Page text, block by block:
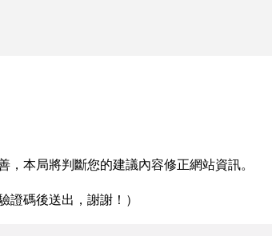
本局將判斷您的建議內容修正網站資訊。
證碼後送出，謝謝！）